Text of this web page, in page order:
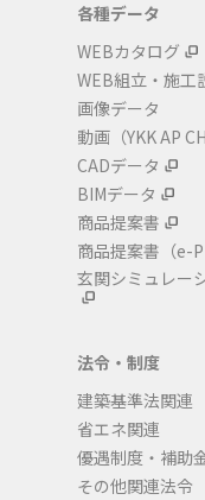
各種データ
WEBカタログ
WEB組立・施工
画像データ
動画（YKK AP
CADデータ
BIMデータ
商品提案書
商品提案書 （
玄関シミュレー
法令・制度
建築基準法関連
省エネ関連
優遇制度・補助
その他関連法令